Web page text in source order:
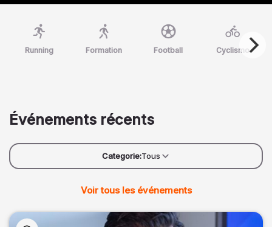
Running Formation Football Cyclismo
Événements récents
Categorie:Tous
Voir tous les événements